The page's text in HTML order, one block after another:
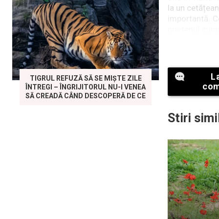
la un
importantă.
a intermedia
Articolul
apropiate
Autorul
termen lung
Liviu
gândească
peisajul
Stiri
TIGRUL REFUZĂ SĂ SE MIȘTE ZILE
ÎNTREGI – ÎNGRIJITORUL NU-I VENEA
SĂ CREADĂ CÂND DESCOPERĂ DE CE